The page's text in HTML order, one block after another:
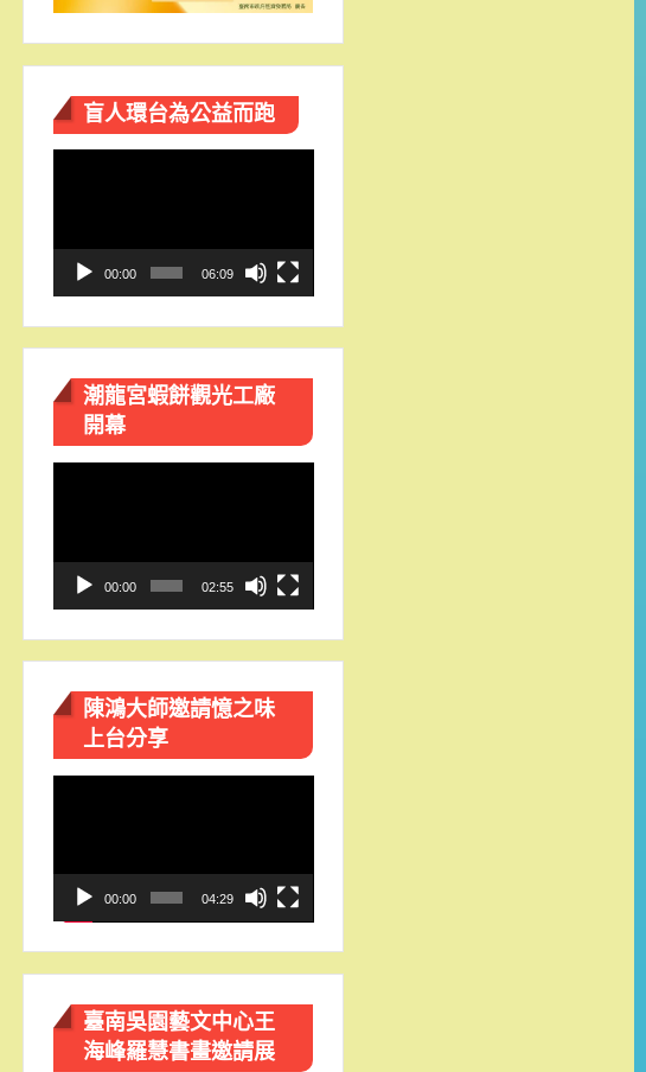
盲人環台​為公益而跑
放
00:00 06:09
潮龍宮蝦餅觀光工廠
開幕
00:00 02:55
陳鴻大師邀請憶之味
上台分享
放
00:00 04:29
臺南吳園藝文中心王
海峰羅慧書畫邀請展